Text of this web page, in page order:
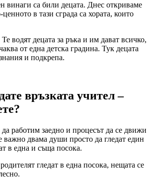
винаги са били децата. Днес откриваме
в тази сграда са хората, които
водят децата за ръка и им дават всичко,
от една детска градина. Тук децата
и подкрепа.
връзката учител –
работим заедно и процесът да се движи
важно двама души просто да гледат един
в една и съща посока.
гледат в една посока, нещата се